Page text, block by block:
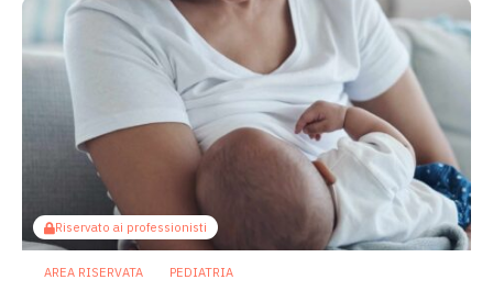
Riservato ai professionisti
AREA RISERVATA PEDIATRIA